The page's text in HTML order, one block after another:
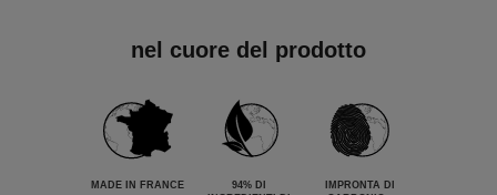
nel cuore del prodotto
MADE IN FRANCE
94% DI
IMPRONTA DI